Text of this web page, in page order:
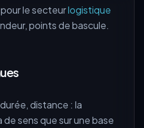
le secteurlogistique
points de bascule.
distance : la
sens que sur une base